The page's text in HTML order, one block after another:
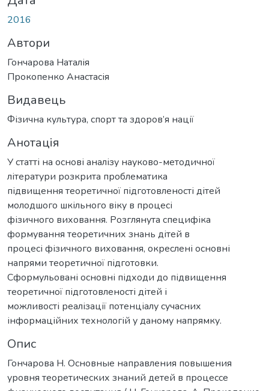
2016
Автори
Гончарова Наталія
Прокопенко Анастасія
Видавець
Фізична культура, спорт та здоров’я нації
Анотація
У статті на основі аналізу науково-методичної
літератури розкрита проблематика
підвищення теоретичної підготовленості дітей
молодшого шкільного віку в процесі
фізичного виховання. Розглянута специфіка
формування теоретичних знань дітей в
процесі фізичного виховання, окреслені основні
напрями теоретичної підготовки.
Сформульовані основні підходи до підвищення
теоретичної підготовленості дітей і
можливості реалізації потенціалу сучасних
інформаційних технологій у даному напрямку.
Опис
Гончарова Н. Основные направления повышения
уровня теоретических знаний детей в процессе